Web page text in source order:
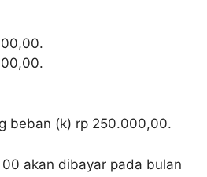
beban (k) rp 250.000,00.
akan dibayar pada bulan